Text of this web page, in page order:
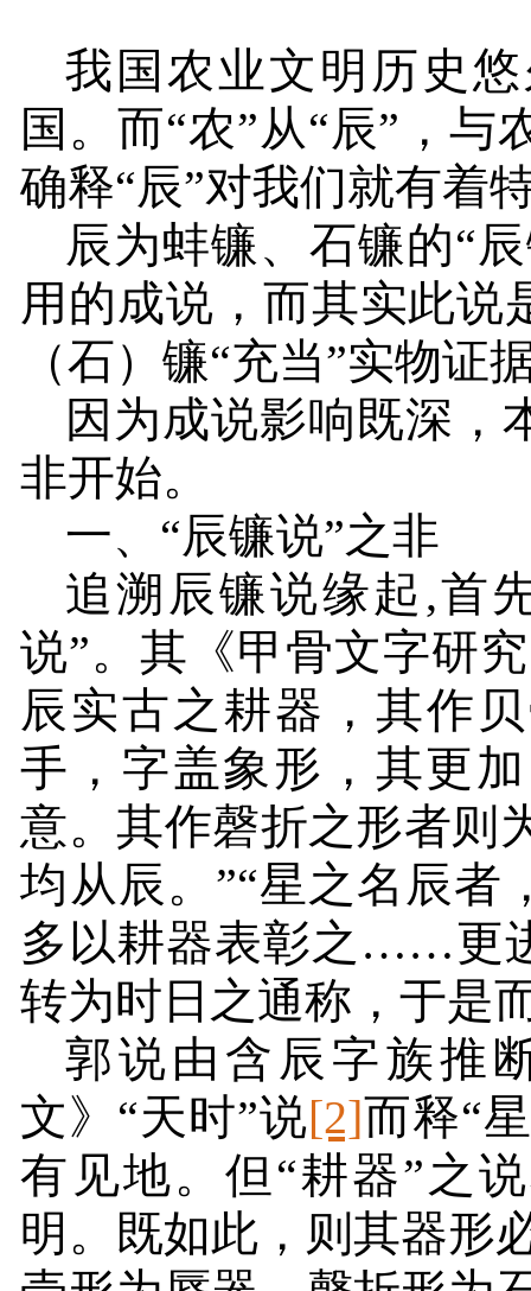
我国农业文明历史
国。而“农”从“辰”，
确释“辰”对我们就有着
辰为蚌镰、石镰的“
用的成说，而其实此说
（石）镰“充当”实物证
因为成说影响既深，
非开始。
一、“辰镰说”之非
追溯辰镰说缘起 ,首
说”。其《甲骨文字研
辰实古之耕器，其作
手，字盖象形，其更
意。其作磬折之形者则
均从辰。”“星之名辰者
多以耕器表彰之……更
转为时日之通称，于是
郭说由含辰字族推
文》“天时”说[2]而释“
有见地。但“耕器”之
明。既如此，则其器形